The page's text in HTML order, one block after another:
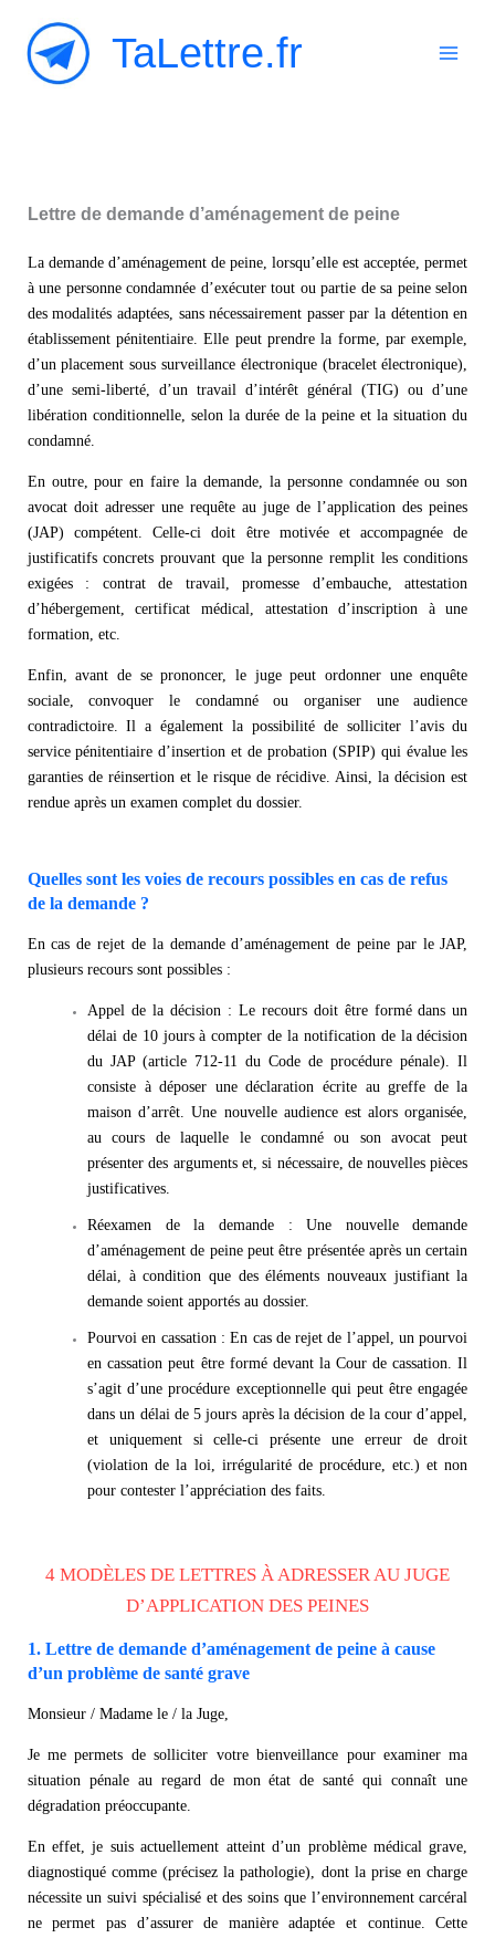
contenu
TaLettre.fr
Lettre de demande d’aménagement de peine
La demande d’aménagement de peine, lorsqu’elle est acceptée, permet
à une personne condamnée d’exécuter tout ou partie de sa peine selon
des modalités adaptées, sans nécessairement passer par la détention en
établissement pénitentiaire. Elle peut prendre la forme, par exemple,
d’un placement sous surveillance électronique (bracelet électronique),
d’une semi-liberté, d’un travail d’intérêt général (TIG) ou d’une
libération conditionnelle, selon la durée de la peine et la situation du
condamné.
En outre, pour en faire la demande, la personne condamnée ou son
avocat doit adresser une requête au juge de l’application des peines
(JAP) compétent. Celle-ci doit être motivée et accompagnée de
justificatifs concrets prouvant que la personne remplit les conditions
exigées : contrat de travail, promesse d’embauche, attestation
d’hébergement, certificat médical, attestation d’inscription à une
formation, etc.
Enfin, avant de se prononcer, le juge peut ordonner une enquête
sociale, convoquer le condamné ou organiser une audience
contradictoire. Il a également la possibilité de solliciter l’avis du
service pénitentiaire d’insertion et de probation (SPIP) qui évalue les
garanties de réinsertion et le risque de récidive. Ainsi, la décision est
rendue après un examen complet du dossier.
Quelles sont les voies de recours possibles en cas de refus
de la demande ?
En cas de rejet de la demande d’aménagement de peine par le JAP,
plusieurs recours sont possibles :
Appel de la décision : Le recours doit être formé dans un
délai de 10 jours à compter de la notification de la décision
du JAP (article 712-11 du Code de procédure pénale). Il
consiste à déposer une déclaration écrite au greffe de la
maison d’arrêt. Une nouvelle audience est alors organisée,
au cours de laquelle le condamné ou son avocat peut
présenter des arguments et, si nécessaire, de nouvelles pièces
justificatives.
Réexamen de la demande : Une nouvelle demande
d’aménagement de peine peut être présentée après un certain
délai, à condition que des éléments nouveaux justifiant la
demande soient apportés au dossier.
Pourvoi en cassation : En cas de rejet de l’appel, un pourvoi
en cassation peut être formé devant la Cour de cassation. Il
s’agit d’une procédure exceptionnelle qui peut être engagée
dans un délai de 5 jours après la décision de la cour d’appel,
et uniquement si celle-ci présente une erreur de droit
(violation de la loi, irrégularité de procédure, etc.) et non
pour contester l’appréciation des faits.
4 MODÈLES DE LETTRES À ADRESSER AU JUGE
D’APPLICATION DES PEINES
1. Lettre de demande d’aménagement de peine à cause
d’un problème de santé grave
Monsieur / Madame le / la Juge,
Je me permets de solliciter votre bienveillance pour examiner ma
situation pénale au regard de mon état de santé qui connaît une
dégradation préoccupante.
En effet, je suis actuellement atteint d’un problème médical grave,
diagnostiqué comme (précisez la pathologie), dont la prise en charge
nécessite un suivi spécialisé et des soins que l’environnement carcéral
ne permet pas d’assurer de manière adaptée et continue. Cette